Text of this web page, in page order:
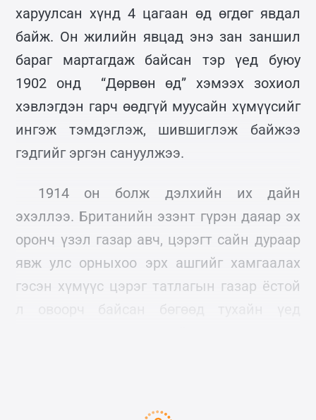
харуулсан хүнд 4 цагаан өд өгдөг явдал
байж. Он жилийн явцад энэ зан заншил
бараг мартагдаж байсан тэр үед буюу
1902 онд “Дөрвөн өд” хэмээх зохиол
хэвлэгдэн гарч өөдгүй муусайн хүмүүсийг
ингэж тэмдэглэж, шившиглэж байжээ
гэдгийг эргэн сануулжээ.
1914 он болж дэлхийн их дайн
эхэллээ. Британийн эзэнт гүрэн даяар эх
оронч үзэл газар авч, цэрэгт сайн дураар
явж улс орныхоо эрх ашгийг хамгаалах
гэсэн хүмүүс цэрэг татлагын газар ёстой